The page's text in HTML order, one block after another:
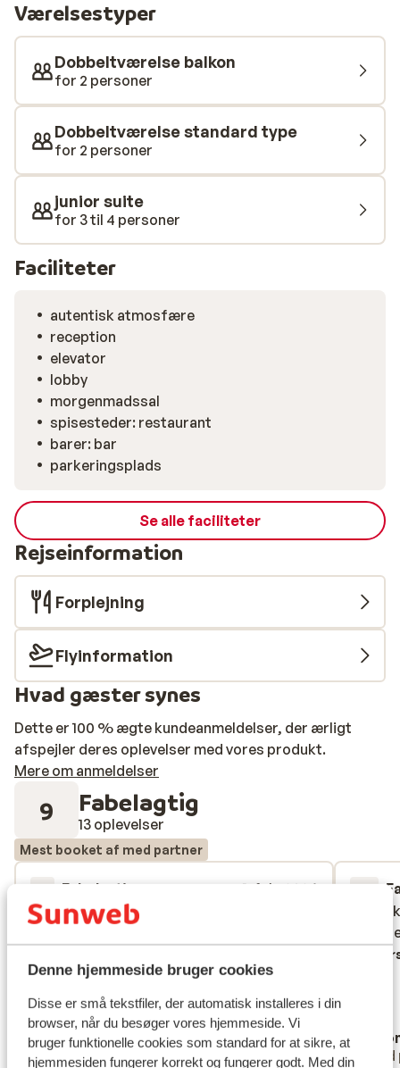
Denne hjemmeside bruger cookies
Disse er små tekstfiler, der automatisk installeres i din
browser, når du besøger vores hjemmeside. Vi
bruger funktionelle cookies som standard for at sikre, at
hjemmesiden fungerer korrekt og fungerer godt. Med din
spaen, som omfatter opvarmet indendørs pool, sauna
og infrarød kabine.
Værelsestyper
Dobbeltværelse balkon
for 2 personer
Dobbeltværelse standard type
for 2 personer
junior suite
for 3 til 4 personer
Faciliteter
autentisk atmosfære
reception
elevator
lobby
morgenmadssal
spisesteder: restaurant
barer: bar
parkeringsplads
Se alle faciliteter
Rejseinformation
Forplejning
Flyinformation
Hvad gæster synes
Dette er 100 % ægte kundeanmeldelser, der ærligt
afspejler deres oplevelser med vores produkt.
Mere om anmeldelser
9 Fabelagtig
13 oplevelser
Mest booket af med partner
10 Fabelagtig
1. feb. 2026
Brilliant Company to book a holiday
such as ski equipment, ski passes and
transfers, were in place when we arrived.
Brilliant Company to book a holiday
such as ski equipment, ski passes and
transfers, were in place when we arrived.
Oversæt til dansk (DA)
Anonym
Med partner
9.7
en
en